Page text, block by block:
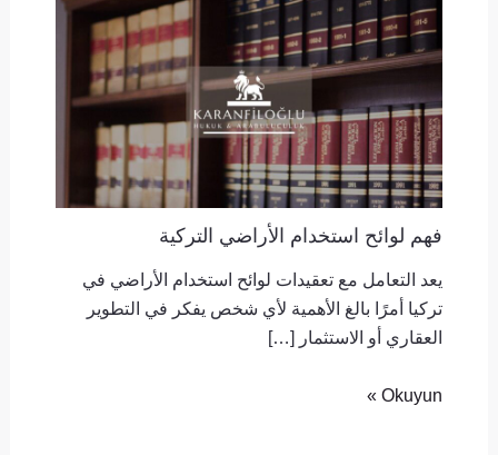
فهم لوائح استخدام الأراضي التركية
يعد التعامل مع تعقيدات لوائح استخدام الأراضي في
تركيا أمرًا بالغ الأهمية لأي شخص يفكر في التطوير
العقاري أو الاستثمار […]
Okuyun »